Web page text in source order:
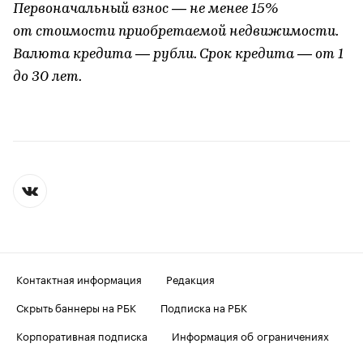
Первоначальный взнос — не менее 15%
от стоимости приобретаемой недвижимости.
Валюта кредита — рубли. Срок кредита — от 1
до 30 лет.
Контактная информация
Редакция
Скрыть баннеры на РБК
Подписка на РБК
Корпоративная подписка
Информация об ограничениях